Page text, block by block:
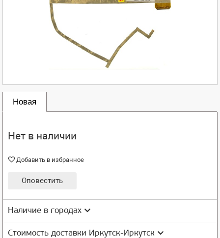
Новая
Нет в наличии
Добавить в избранное
Оповестить
Наличие в городах
Стоимость доставки Иркутск-Иркутск